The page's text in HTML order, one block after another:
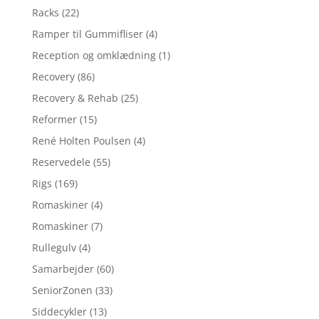
Racks (22)
Ramper til Gummifliser (4)
Reception og omklædning (1)
Recovery (86)
Recovery & Rehab (25)
Reformer (15)
René Holten Poulsen (4)
Reservedele (55)
Rigs (169)
Romaskiner (4)
Romaskiner (7)
Rullegulv (4)
Samarbejder (60)
SeniorZonen (33)
Siddecykler (13)